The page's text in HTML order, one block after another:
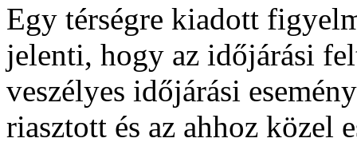
Egy térségre kiadott
jelenti, hogy az időjárási
veszélyes időjárási
riasztott és az ahhoz közel